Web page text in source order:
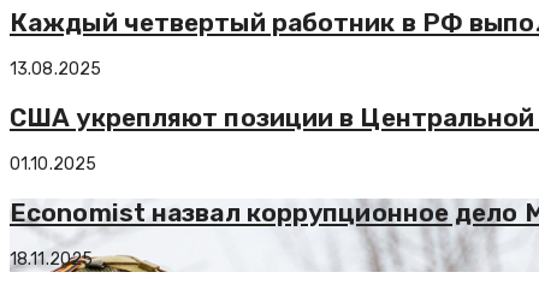
Каждый четвертый работник в РФ
13.08.2025
США укрепляют позиции в
01.10.2025
Economist назвал коррупционное дело
18.11.2025